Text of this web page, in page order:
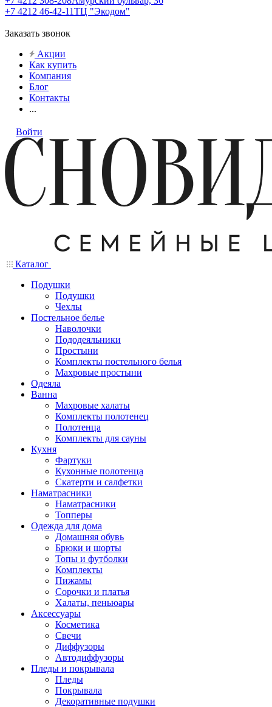
+7 4212 46-42-11ТЦ "Экодом"
Заказать звонок
Акции
Как купить
Компания
Блог
Контакты
...
Войти
Каталог
Подушки
Подушки
Чехлы
Постельное белье
Наволочки
Пододеяльники
Простыни
Комплекты постельного белья
Махровые простыни
Одеяла
Ванна
Махровые халаты
Комплекты полотенец
Полотенца
Комплекты для сауны
Кухня
Фартуки
Кухонные полотенца
Скатерти и салфетки
Наматрасники
Наматрасники
Топперы
Одежда для дома
Домашняя обувь
Брюки и шорты
Топы и футболки
Комплекты
Пижамы
Сорочки и платья
Халаты, пеньюары
Аксессуары
Косметика
Свечи
Диффузоры
Автодиффузоры
Пледы и покрывала
Пледы
Покрывала
Декоративные подушки